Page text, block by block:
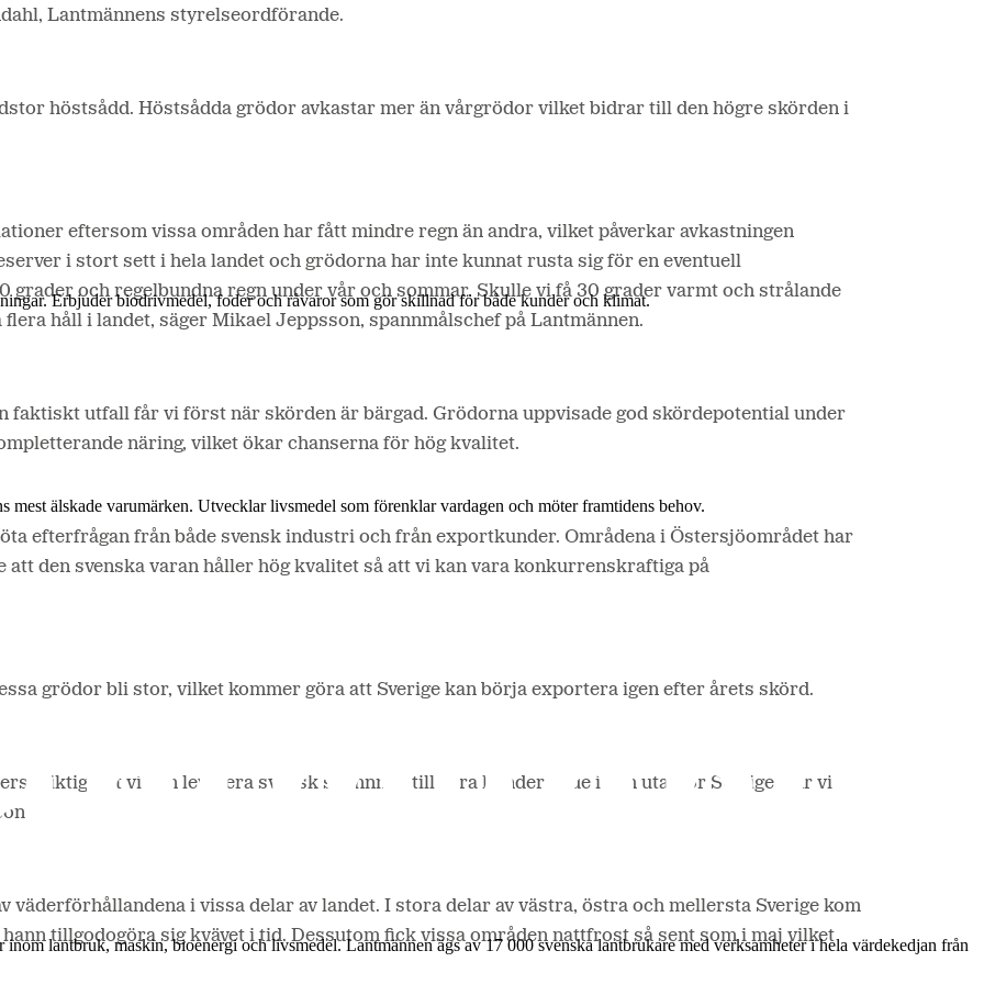
Erbjuder biodrivmedel, foder och råvaror som gör skillnad för både kunder och klimat.
älskade varumärken. Utvecklar livsmedel som förenklar vardagen och möter framtidens behov.
lantbruk, maskin, bioenergi och livsmedel. Lantmännen ägs av 17 000 svenska lantbrukare med verksamheter i hela värdekedjan från
Lantmännens styrelseordförande.
höstsådd. Höstsådda grödor avkastar mer än vårgrödor vilket bidrar till den högre skörden i
eftersom vissa områden har fått mindre regn än andra, vilket påverkar avkastningen
i stort sett i hela landet och grödorna har inte kunnat rusta sig för en eventuell
och regelbundna regn under vår och sommar. Skulle vi få 30 grader varmt och strålande
håll i landet, säger Mikael Jeppsson, spannmålschef på Lantmännen.
faktiskt utfall får vi först när skörden är bärgad. Grödorna uppvisade god skördepotential under
näring, vilket ökar chanserna för hög kvalitet.
efterfrågan från både svensk industri och från exportkunder. Områdena i Östersjöområdet har
den svenska varan håller hög kvalitet så att vi kan vara konkurrenskraftiga på
grödor bli stor, vilket kommer göra att Sverige kan börja exportera igen efter årets skörd.
viktigt att vi kan leverera svensk spannmål till våra kunder både i och utanför Sverige, där vi
väderförhållandena i vissa delar av landet. I stora delar av västra, östra och mellersta Sverige kom
tillgodogöra sig kvävet i tid. Dessutom fick vissa områden nattfrost så sent som i maj vilket